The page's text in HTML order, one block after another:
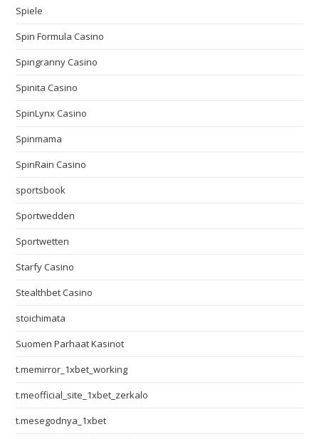
Spiele
Spin Formula Casino
Spingranny Casino
Spinita Casino
SpinLynx Casino
Spinmama
SpinRain Casino
sportsbook
Sportwedden
Sportwetten
Starfy Casino
Stealthbet Casino
stoichimata
Suomen Parhaat Kasinot
t.memirror_1xbet_working
t.meofficial_site_1xbet_zerkalo
t.mesegodnya_1xbet